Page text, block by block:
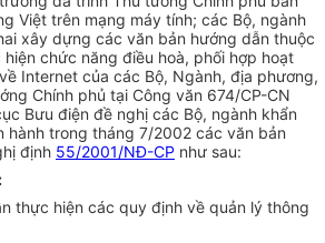
Việt trên mạng máy tính; các Bộ, ngành
xây dựng các văn bản hướng dẫn thuộc
chức năng điều hoà, phối hợp hoạt
Internet của các Bộ, Ngành, địa phương,
Chính phủ tại Công văn 674/CP-CN
Bưu điện đề nghị các Bộ, ngành khẩn
trong tháng 7/2002 các văn bản
định 55/2001/NĐ-CP như sau:
thực hiện các quy định về quản lý thông